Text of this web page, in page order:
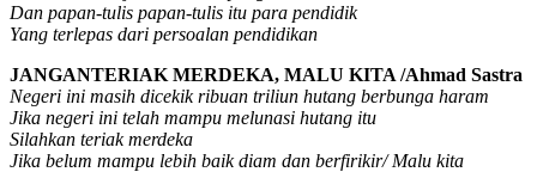
Dan papan-tulis papan-tulis itu para pendidik
Yang terlepas dari persoalan pendidikan
JANGANTERIAK MERDEKA, MALU KITA /Ahmad Sastra
Negeri ini masih dicekik ribuan triliun hutang berbunga haram
Jika negeri ini telah mampu melunasi hutang itu
Silahkan teriak merdeka
Jika belum mampu lebih baik diam dan berfirikir/ Malu kita